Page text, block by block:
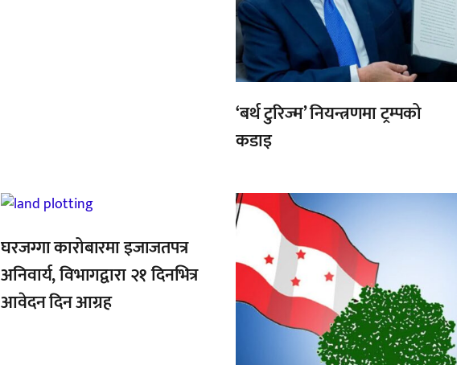
‘बर्थ टुरिज्म’ नियन्त्रणमा ट्रम्पको
कडाइ
,
घरजग्गा कारोबारमा इजाजतपत्र
अनिवार्य, विभागद्वारा २१ दिनभित्र
आवेदन दिन आग्रह
,